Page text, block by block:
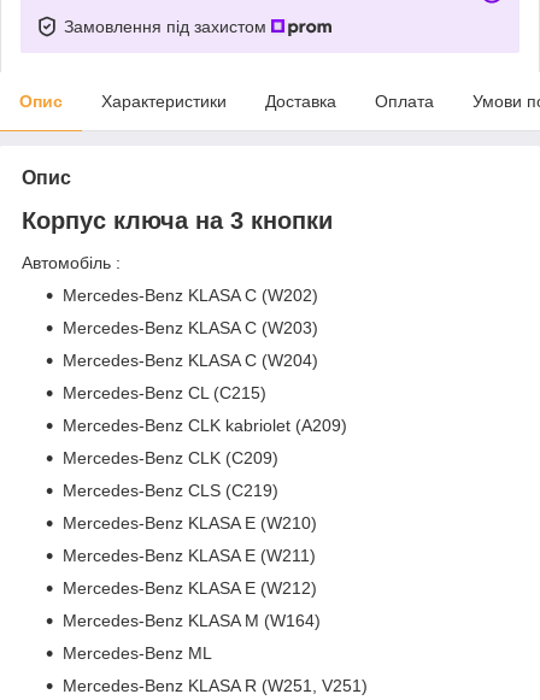
Замовлення під захистом
Опис Характеристики Доставка Оплата Умови
Опис
Корпус ключа на 3 кнопки
Автомобіль :
Mercedes-Benz KLASA C (W202)
Mercedes-Benz KLASA C (W203)
Mercedes-Benz KLASA C (W204)
Mercedes-Benz CL (C215)
Mercedes-Benz CLK kabriolet (A209)
Mercedes-Benz CLK (C209)
Mercedes-Benz CLS (C219)
Mercedes-Benz KLASA E (W210)
Mercedes-Benz KLASA E (W211)
Mercedes-Benz KLASA E (W212)
Mercedes-Benz KLASA M (W164)
Mercedes-Benz ML
Mercedes-Benz KLASA R (W251, V251)